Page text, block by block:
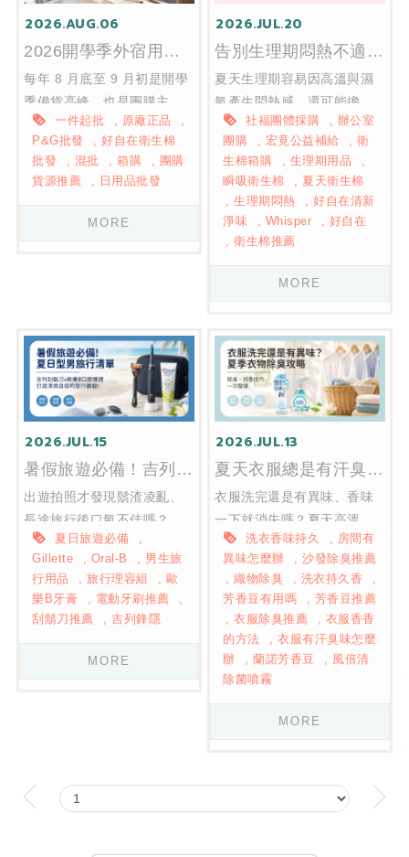
2026.AUG.06
2026開學季外宿用品批發指南｜團購主、小店必備混批與箱購攻略
每年 8 月底至 9 月初是開學
季備貨高峰，也是團購主、
小型零售店與電商賣家的最
佳進貨時機。本篇整理外宿
族最常購買的生活用品，包
護理、潘婷洗護系列等熱門
商品，並分享日用品批發、
一件起批
原廠正品
P&G批發
好自在衛生棉
批發
混批 箱購
團購
貨源推薦
日用品批發
MORE
2026.JUL.20
告別生理期悶熱不適！好自在衛生棉系列挑選指南：夏天也能舒適自在
夏天生理期容易因高溫與濕
氣產生悶熱感，還可能擔心
異味與外漏影響日常生活。
本文整理好自在經典系列與
清新淨味系列的特色、挑選
重點及不同流量適用情境，
並介紹宏竟公益補給專案與
箱購優惠，協助企業、辦公
生理用品。
社福團體採購
辦公室
團購
宏竟公益補給
衛
生棉箱購
生理期用品
瞬吸衛生棉
夏天衛生棉
生理期悶熱
好自在清新
淨味
Whisper
好自在
衛生棉推薦
MORE
2026.JUL.15
暑假旅遊必備！吉列刮鬍刀 × 歐樂B口腔護理，打造夏日型男旅行清單
出遊拍照才發現鬍渣凌亂、
長途旅行後口氣不佳嗎？夏
天流汗多、行程滿檔，更需
要做好日常理容與口腔清
潔。本文整理吉列
（Gillette）鋒隱、極光系列
B）電動牙刷與牙膏的特色、
挑選重點與旅行攜帶建議，
夏日旅遊必備
Gillette
Oral-B
男生旅
行用品
旅行理容組
歐
樂B牙膏
電動牙刷推薦
刮鬍刀推薦
吉列鋒隱
MORE
2026.JUL.13
夏天衣服總是有汗臭味？風倍清除菌噴霧＋蘭諾芳香豆打造清新持香的衣物保養術
衣服洗完還是有異味、香味
一下就消失嗎？夏天高溫潮
濕容易讓汗臭味殘留在衣物
與織物上。本文整理風倍清
除菌噴霧與蘭諾芳香豆的特
色、使用方式、適用情境與
常見問題，教你從除臭到持
香，一次打造清新舒適的衣
物保養習慣。
洗衣香味持久
房間有
異味怎麼辦
沙發除臭推薦
織物除臭
洗衣持久香
芳香豆有用嗎
芳香豆推薦
衣服除臭推薦
衣服香香
的方法
衣服有汗臭味怎麼
辦
蘭諾芳香豆
風倍清
除菌噴霧
MORE